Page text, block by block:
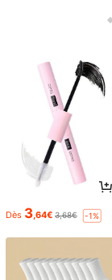
Dès 3,64€ 3,68€ -1%